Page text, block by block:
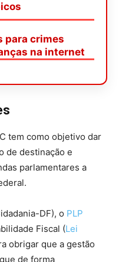
para crimes
na internet
tem como objetivo dar
de destinação e
parlamentares a
DF), o PLP
Fiscal (Lei
obrigar que a gestão
de forma